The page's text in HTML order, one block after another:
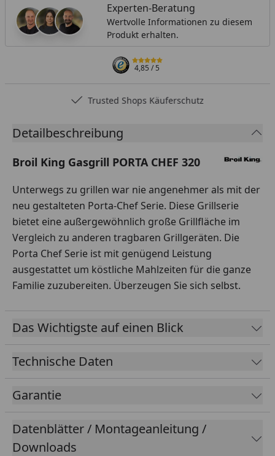
Experten-Beratung
Wertvolle Informationen zu diesem
Produkt erhalten.
4,85/ 5
Trusted Shops Käuferschutz
Detailbeschreibung
Broil King Gasgrill PORTA CHEF 320
Unterwegs zu grillen war nie angenehmer als mit der
neu gestalteten Porta-Chef Serie. Diese Grillserie
bietet eine außergewöhnlich große Grillfläche im
Vergleich zu anderen tragbaren Grillgeräten. Die
Porta Chef Serie ist mit genügend Leistung
ausgestattet um köstliche Mahlzeiten für die ganze
Familie zuzubereiten. Überzeugen Sie sich selbst.
Das Wichtigste auf einen Blick
Technische Daten
Garantie
Datenblätter / Montageanleitung /
Downloads